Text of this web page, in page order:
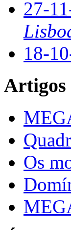
27-
18-
Artigos
Os